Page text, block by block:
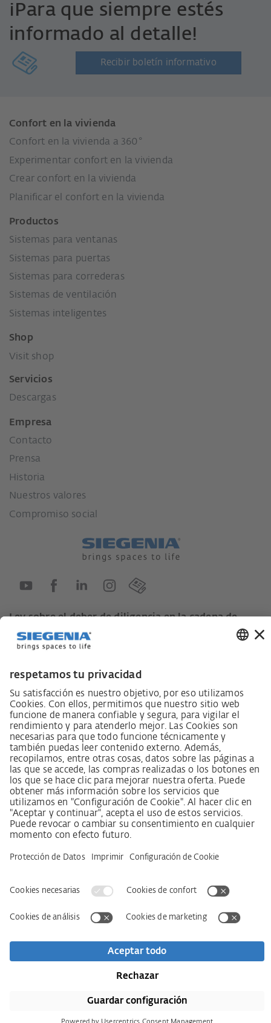
¡Para que siempre estés
informado al detalle!
Recibir boletín informativo
Confort en la vivienda
Confort en la vivienda a 360°
Experimentar confort en la vivienda
Crear confort en la vivienda
Planificar el confort en la vivienda
Productos
Sistemas para ventanas
Sistemas para puertas
Sistemas para correderas
Sistemas de ventilación
Sistemas inteligentes
Shop
Visit shop
Servicios
Descargas
Empresa
Contacto
Prensa
Historia
Nuestros valores
Compromiso social
Ley sobre el deber de diligencia en la cadena de
suministro
Código de conducta para proveedores
Ficha informativa LkSG (Ley sobre el deber de
diligencia en la cadena de suministro)
Declaración de principios sobre la estrategia de
derechos humanos
Procedimiento de reclamación según §§ 8, 9 de la ley
sobre el deber de diligencia en la cadena de suministro
Aviso legal
AVB / AGB
Declaración de protección de datos
Declaración de accesibilidad
Descargas